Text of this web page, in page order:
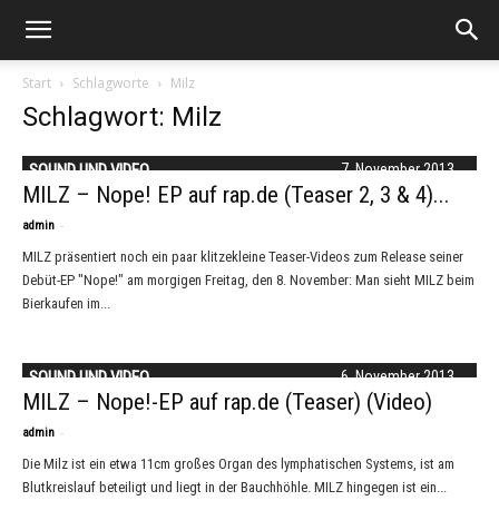
Start Schlagworte Milz
Schlagwort: Milz
7. November 2013
SOUND UND VIDEO
MILZ – Nope! EP auf rap.de (Teaser 2, 3 & 4)...
admin -
MILZ präsentiert noch ein paar klitzekleine Teaser-Videos zum Release seiner
Debüt-EP "Nope!" am morgigen Freitag, den 8. November: Man sieht MILZ beim
Bierkaufen im...
6. November 2013
SOUND UND VIDEO
MILZ – Nope!-EP auf rap.de (Teaser) (Video)
admin -
Die Milz ist ein etwa 11cm großes Organ des lymphatischen Systems, ist am
Blutkreislauf beteiligt und liegt in der Bauchhöhle. MILZ hingegen ist ein...